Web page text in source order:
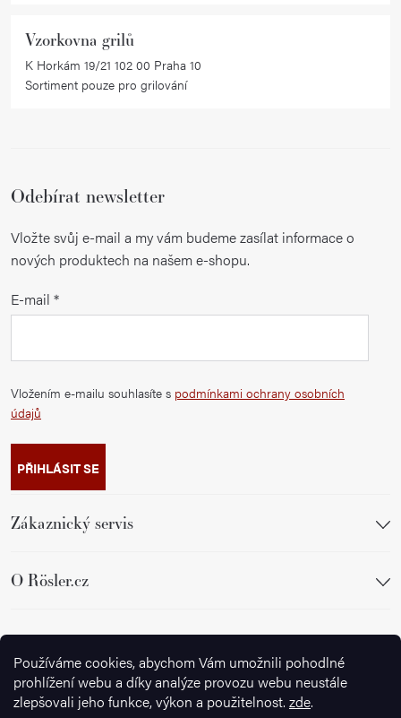
Používáme cookies, abychom Vám umožnili pohodlné
prohlížení webu a díky analýze provozu webu neustále
zlepšovali jeho funkce, výkon a použitelnost. zde.
Vzorkovna grilů
K Horkám 19/21 102 00 Praha 10
Sortiment pouze pro grilování
Odebírat newsletter
Vložte svůj e-mail a my vám budeme zasílat informace o
nových produktech na našem e-shopu.
E-mail
Vložením e-mailu souhlasíte s podmínkami ochrany osobních
údajů
PŘIHLÁSIT SE
Zákaznický servis
O Rösler.cz
Sledujte nás